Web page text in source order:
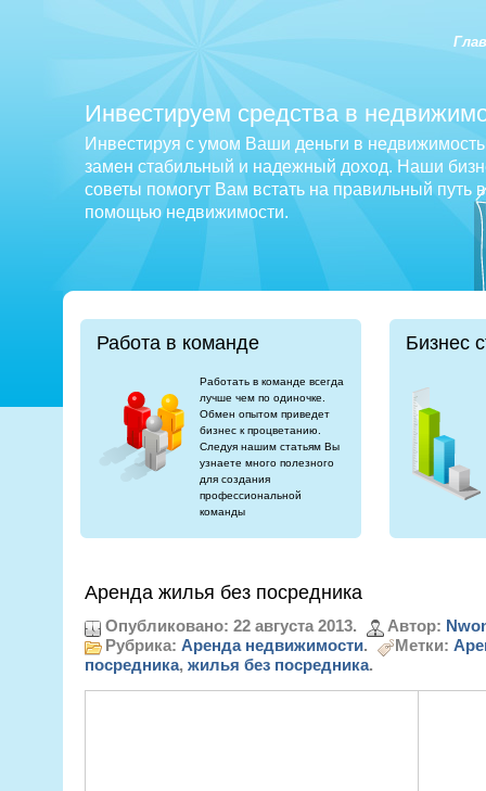
Инвестируем средства в
Инвестируя с умом Ваши деньги в
замен стабильный и надежный доход. Наши
советы помогут Вам встать на правильный путь
помощью недвижимости.
Работа в команде
Работать в команде всегда
лучше чем по одиночке.
Обмен опытом приведет
бизнес к процветанию.
Следуя нашим статьям Вы
узнаете много полезного
для создания
профессиональной
команды
Бизнес
Аренда жилья без посредника
Опубликовано: 22 августа 2013. Автор:
Рубрика: Аренда недвижимости. Метки:
посредника, жилья без посредника.